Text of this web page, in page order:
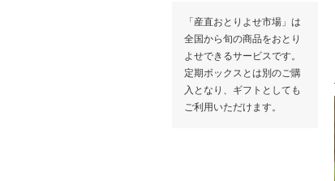
「産直おとりよせ市場」は
全国から旬の商品をおとり
よせできるサービスです。
定期ボックスとは別のご購
入となり、ギフトとしても
ご利用いただけます。